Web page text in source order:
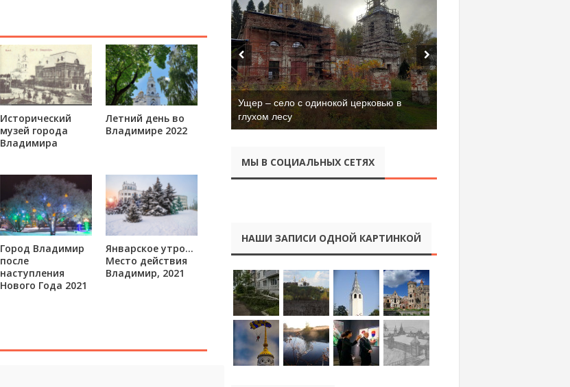
Исторический
музей города
Владимира
Летний день во
Владимире 2022
Город Владимир
после
наступления
Нового Года 2021
Январское утро…
Место действия
Владимир, 2021
Ущер – село с одинокой церковью в
глухом лесу
МЫ В СОЦИАЛЬНЫХ СЕТЯХ
НАШИ ЗАПИСИ ОДНОЙ КАРТИНКОЙ